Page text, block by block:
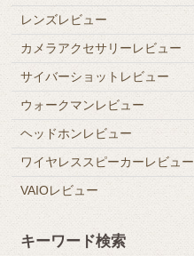
レンズレビュー
カメラアクセサリーレビュー
サイバーショットレビュー
ウォークマンレビュー
ヘッドホンレビュー
ワイヤレススピーカーレビュー
VAIOレビュー
キーワード検索